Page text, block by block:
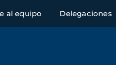
al equipo Delegaciones